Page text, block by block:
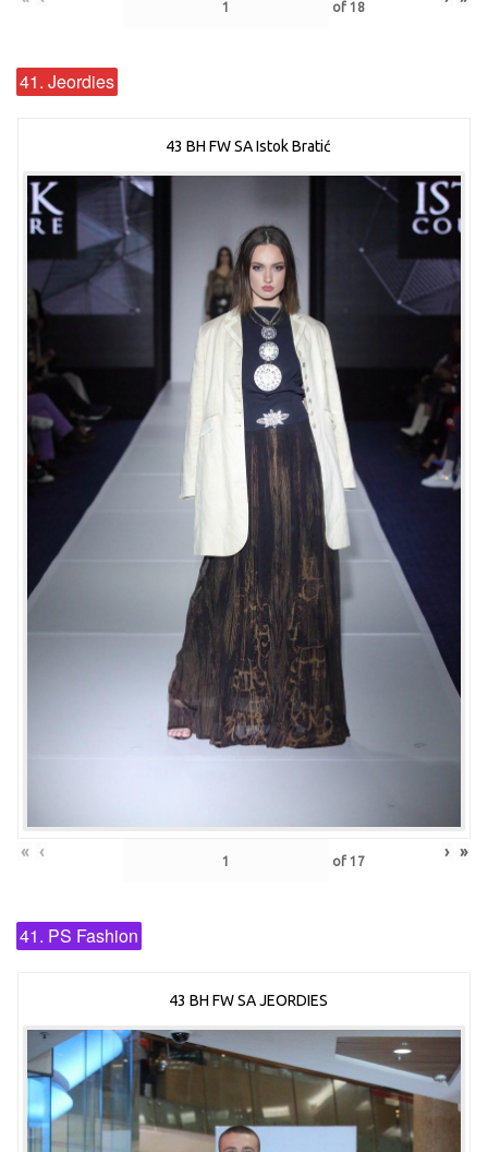
of 18
41. Jeordies
43 BH FW SA Istok Bratić
« ‹ of 17 › »
41. PS Fashion
43 BH FW SA JEORDIES